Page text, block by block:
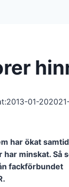
2013-01-20
har ökat
minskat. Så
fackförbundet